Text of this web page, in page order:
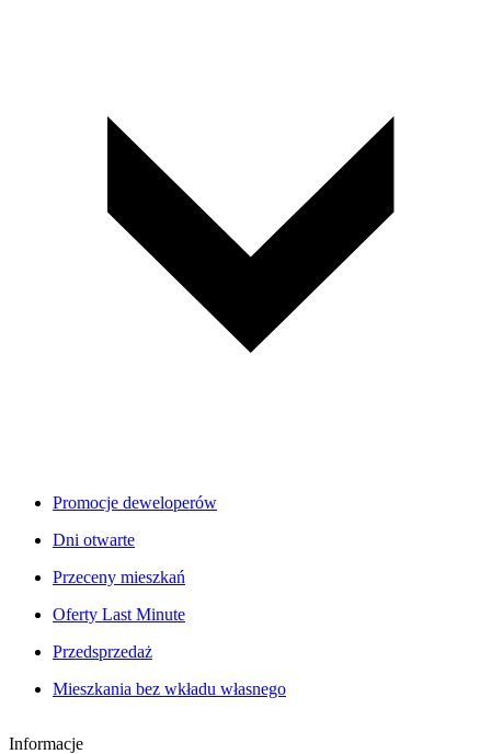
Promocje deweloperów
Dni otwarte
Przeceny mieszkań
Oferty Last Minute
Przedsprzedaż
Mieszkania bez wkładu własnego
Informacje